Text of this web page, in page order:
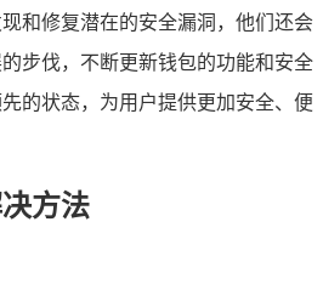
和修复潜在的安全漏洞，他们还会
步伐，不断更新钱包的功能和安全
的状态，为用户提供更加安全、便
方法